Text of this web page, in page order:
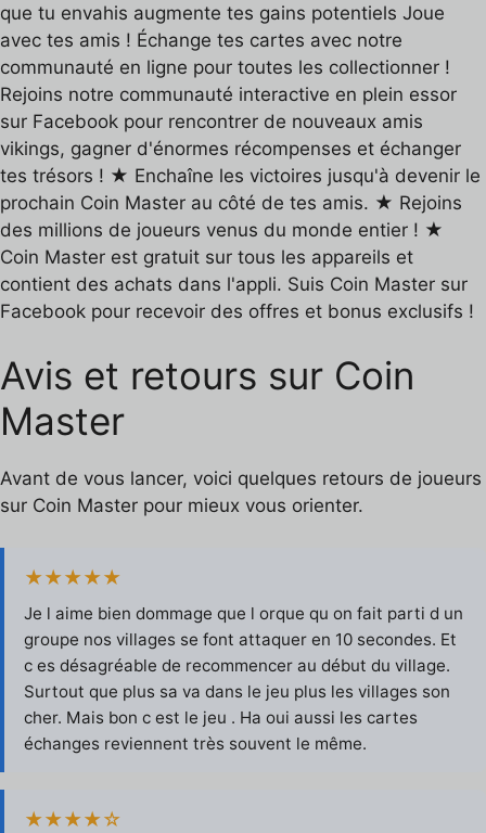
que tu envahis augmente tes gains potentiels Joue
avec tes amis ! Échange tes cartes avec notre
communauté en ligne pour toutes les collectionner !
Rejoins notre communauté interactive en plein essor
sur Facebook pour rencontrer de nouveaux amis
vikings, gagner d'énormes récompenses et échanger
tes trésors ! ★ Enchaîne les victoires jusqu'à devenir le
prochain Coin Master au côté de tes amis. ★ Rejoins
des millions de joueurs venus du monde entier ! ★
Coin Master est gratuit sur tous les appareils et
contient des achats dans l'appli. Suis Coin Master sur
Facebook pour recevoir des offres et bonus exclusifs !
Avis et retours sur Coin
Master
Avant de vous lancer, voici quelques retours de joueurs
sur Coin Master pour mieux vous orienter.
★★★★★
Je l aime bien dommage que l orque qu on fait parti d un
groupe nos villages se font attaquer en 10 secondes. Et
c es désagréable de recommencer au début du village.
Surtout que plus sa va dans le jeu plus les villages son
cher. Mais bon c est le jeu . Ha oui aussi les cartes
échanges reviennent très souvent le même.
★★★★☆